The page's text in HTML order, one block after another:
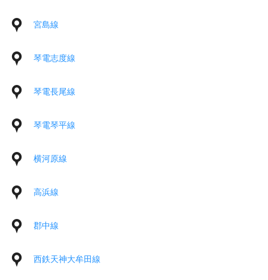
宮島線
琴電志度線
琴電長尾線
琴電琴平線
横河原線
高浜線
郡中線
西鉄天神大牟田線